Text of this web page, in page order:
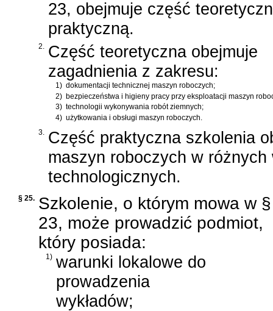
23, obejmuje część
praktyczną.
2. Część teoretyczna obejmuje
zagadnienia z zakresu:
1) dokumentacji technicznej maszyn roboczych;
2) bezpieczeństwa i higieny pracy przy eksploatacji maszyn
3) technologii wykonywania robót ziemnych;
4) użytkowania i obsługi maszyn roboczych.
3.
Część praktyczna szkolenia
maszyn roboczych w
technologicznych.
§ 25. Szkolenie, o którym mowa w §
23, może prowadzić podmiot,
który posiada:
1) warunki lokalowe do
prowadzenia
wykładów;